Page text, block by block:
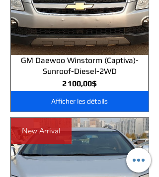
GM Daewoo Winstorm (Captiva)-
Sunroof-Diesel-2WD
2 100,00$Prix
Afficher les détails
New Arrival